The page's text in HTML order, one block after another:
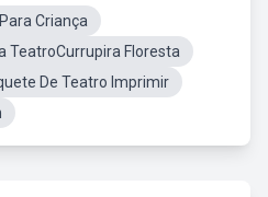
Criança
TeatroCurrupira Floresta
De Teatro Imprimir